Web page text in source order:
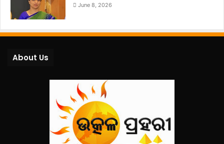
June 8, 2026
About Us